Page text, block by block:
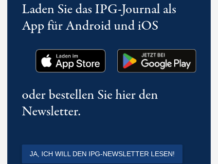
Laden Sie das IPG-Journal als
App für Android und iOS
oder bestellen Sie hier den
Newsletter.
JA, ICH WILL DEN IPG-NEWSLETTER LESEN!